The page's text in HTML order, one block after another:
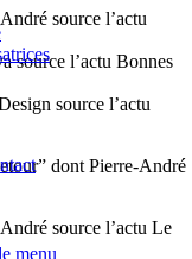
menu
source l’actu
source l’actu Bonnes
source l’actu
dont Pierre-André
source l’actu Le